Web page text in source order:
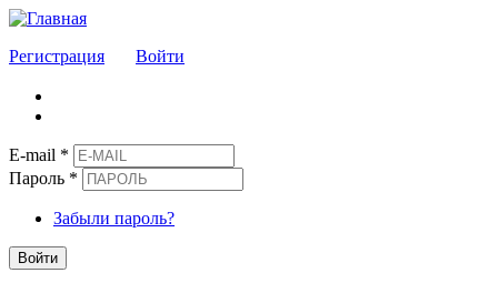
Регистрация Войти
E-mail *
Пароль *
Забыли пароль?
Войти